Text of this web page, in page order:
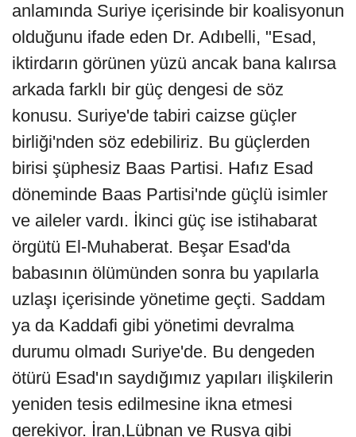
anlamında Suriye içerisinde bir koalisyonun
olduğunu ifade eden Dr. Adıbelli, "Esad,
iktirdarın görünen yüzü ancak bana kalırsa
arkada farklı bir güç dengesi de söz
konusu. Suriye'de tabiri caizse güçler
birliği'nden söz edebiliriz. Bu güçlerden
birisi şüphesiz Baas Partisi. Hafız Esad
döneminde Baas Partisi'nde güçlü isimler
ve aileler vardı. İkinci güç ise istihabarat
örgütü El-Muhaberat. Beşar Esad'da
babasının ölümünden sonra bu yapılarla
uzlaşı içerisinde yönetime geçti. Saddam
ya da Kaddafi gibi yönetimi devralma
durumu olmadı Suriye'de. Bu dengeden
ötürü Esad'ın saydığımız yapıları ilişkilerin
yeniden tesis edilmesine ikna etmesi
gerekiyor. İran,Lübnan ve Rusya gibi